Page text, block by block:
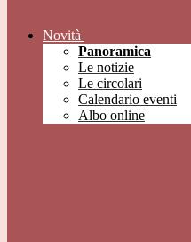
Novità
Panoramica
Le notizie
Le circolari
Calendario eventi
Albo online